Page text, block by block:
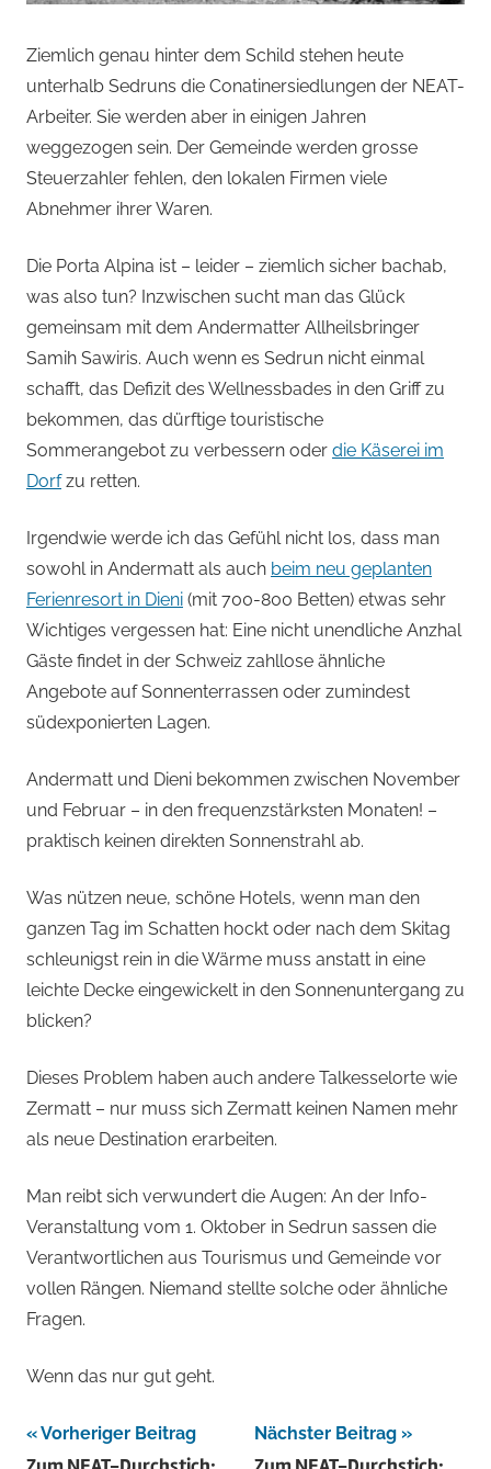
Ziemlich genau hinter dem Schild stehen heute
unterhalb Sedruns die Conatinersiedlungen der NEAT-
Arbeiter. Sie werden aber in einigen Jahren
weggezogen sein. Der Gemeinde werden grosse
Steuerzahler fehlen, den lokalen Firmen viele
Abnehmer ihrer Waren.
Die Porta Alpina ist – leider – ziemlich sicher bachab,
was also tun? Inzwischen sucht man das Glück
gemeinsam mit dem Andermatter Allheilsbringer
Samih Sawiris. Auch wenn es Sedrun nicht einmal
schafft, das Defizit des Wellnessbades in den Griff zu
bekommen, das dürftige touristische
Sommerangebot zu verbessern oder die Käserei im
Dorfzu retten.
Irgendwie werde ich das Gefühl nicht los, dass man
sowohl in Andermatt als auch beim neu geplanten
Ferienresort in Dieni (mit 700-800 Betten) etwas sehr
Wichtiges vergessen hat: Eine nicht unendliche Anzhal
Gäste findet in der Schweiz zahllose ähnliche
Angebote auf Sonnenterrassen oder zumindest
südexponierten Lagen.
Andermatt und Dieni bekommen zwischen November
und Februar – in den frequenzstärksten Monaten! –
praktisch keinen direkten Sonnenstrahl ab.
Was nützen neue, schöne Hotels, wenn man den
ganzen Tag im Schatten hockt oder nach dem Skitag
schleunigst rein in die Wärme muss anstatt in eine
leichte Decke eingewickelt in den Sonnenuntergang zu
blicken?
Dieses Problem haben auch andere Talkesselorte wie
Zermatt – nur muss sich Zermatt keinen Namen mehr
als neue Destination erarbeiten.
Man reibt sich verwundert die Augen: An der Info-
Veranstaltung vom 1. Oktober in Sedrun sassen die
Verantwortlichen aus Tourismus und Gemeinde vor
vollen Rängen. Niemand stellte solche oder ähnliche
Fragen.
Wenn das nur gut geht.
Beitragsnavigation
Vorheriger Beitrag Nächster Beitrag